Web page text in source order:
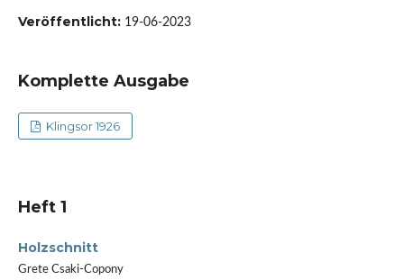
Veröffentlicht: 19-06-2023
Komplette Ausgabe
Klingsor 1926
Heft 1
Holzschnitt
Grete Csaki-Copony